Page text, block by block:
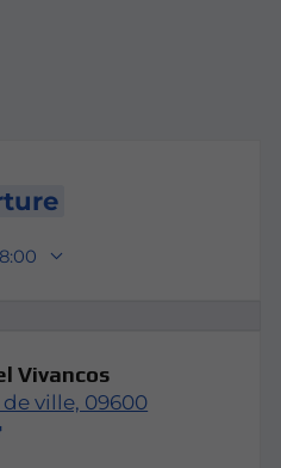
Vivancos
ville, 09600